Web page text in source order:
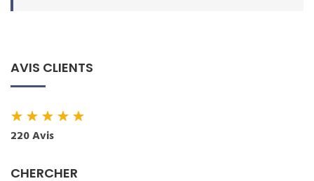
AVIS CLIENTS
★★★★★
220 Avis
CHERCHER